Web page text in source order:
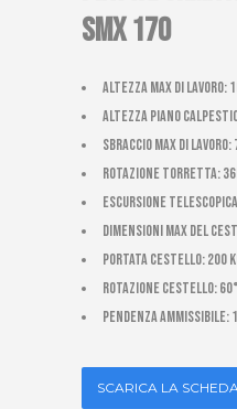
SMX 170
Altezza max di lavoro:
Altezza piano
Sbraccio max di lavoro:
Rotazione torretta:
Escursione
Dimensioni max del
Portata cestello: 200
Rotazione cestello:
Pendenza ammissibile:
SCARICA LA